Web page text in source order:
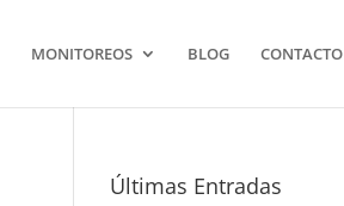
MONITOREOS BLOG CONTACTO
Últimas Entradas